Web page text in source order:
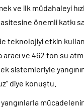
ve ilk müdahaleyi
önemli katkı
teknolojiyi etkin
aracı ve 462 ton su
sistemleriyle yangının
diye konuştu.